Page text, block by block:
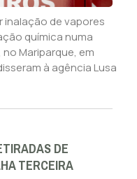
inalação de vapores
química numa
Mariparque, em
à agência Lusa
DE
TERCEIRA